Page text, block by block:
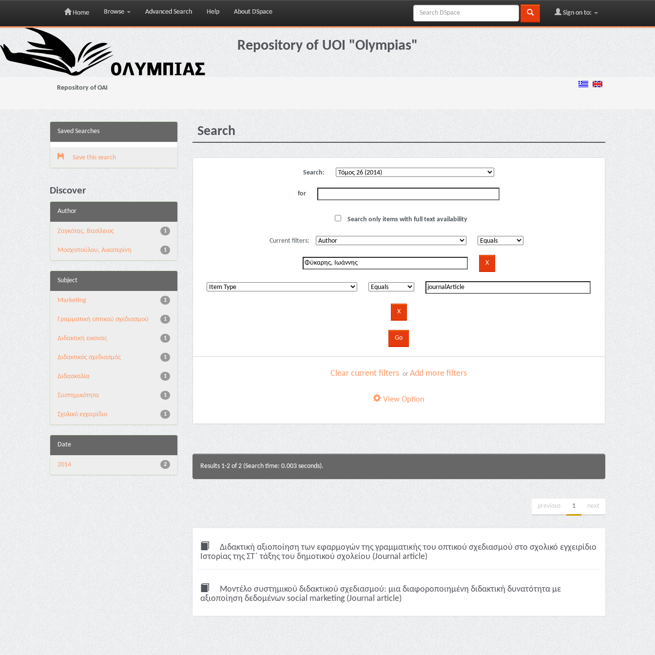
Skip
navigation
Home Browse Advanced Search Help About DSpace Sign on to:
Repository of UOI "Olympias"
Repository of OAI
Saved Searches
Save this search
Discover
Author
1
Ζαγκότας, Βασίλειος
1
Μοσχοπούλου, Αικατερίνη
Subject
1
Marketing
1
Γραμματική οπτικού σχεδιασμού
1
Διδακτική εικόνας
1
Διδακτικός σχεδιασμός
1
Διδασκαλία
1
Συστημικότητα
1
Σχολικό εγχειρίδιο
Date
2
2014
Search
Search:
for
Search only items with full text availability
Current filters:
Clear current filters orAdd more filters
View Option
Results 1-2 of 2 (Search time: 0.003 seconds).
previous 1 next
Διδακτική αξιοποίηση των εφαρμογών της γραμματικής του οπτικού σχεδιασμού στο σχολικό εγχειρίδιο
Ιστορίας της ΣΤ΄ τάξης του δημοτικού σχολείου (Journal article)
Μοντέλο συστημικού διδακτικού σχεδιασμού: μια διαφοροποιημένη διδακτική δυνατότητα με
αξιοποίηση δεδομένων social marketing (Journal article)